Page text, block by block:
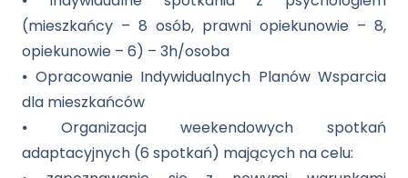
(mieszkańcy – 8 osób, prawni opiekunowie – 8,
opiekunowie – 6) – 3h/osoba
⦁ Opracowanie Indywidualnych Planów Wsparcia
dla mieszkańców
⦁ Organizacja weekendowych spotkań
adaptacyjnych (6 spotkań) mających na celu: